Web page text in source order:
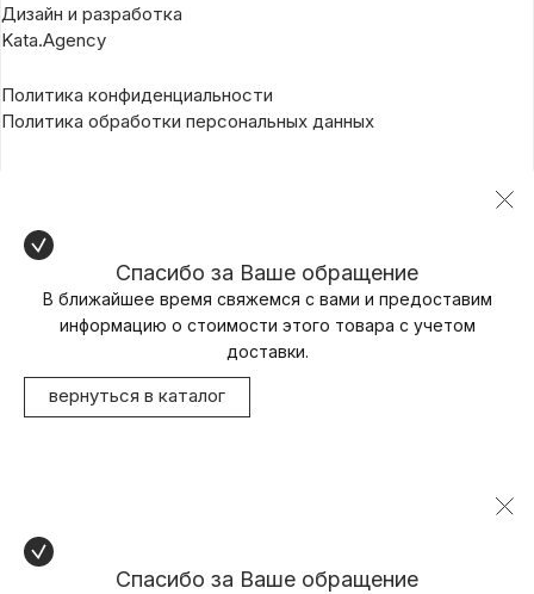
Дизайн и разработка
Kata.Agency
Политика конфиденциальности
Политика обработки персональных данных
Спасибо за Ваше обращение
В ближайшее время свяжемся с вами и предоставим
информацию о стоимости этого товара с учетом
доставки.
вернуться в каталог
Спасибо за Ваше обращение